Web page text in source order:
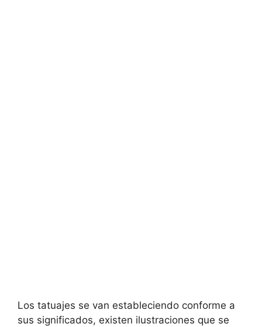
Los tatuajes se van estableciendo conforme a
sus significados, existen ilustraciones que se